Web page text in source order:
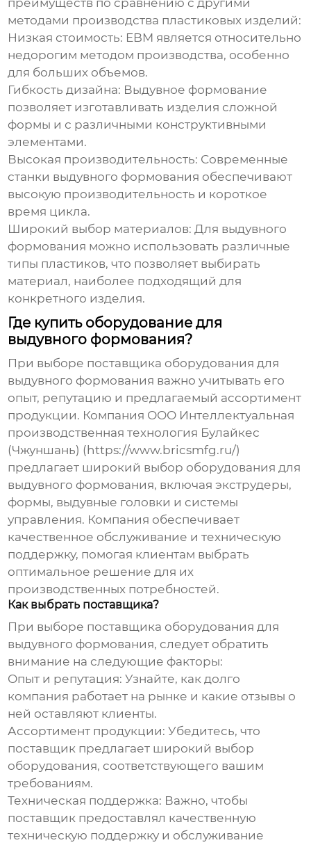
преимуществ по сравнению с другими
методами производства пластиковых изделий:
Низкая стоимость: EBM является относительно
недорогим методом производства, особенно
для больших объемов.
Гибкость дизайна: Выдувное формование
позволяет изготавливать изделия сложной
формы и с различными конструктивными
элементами.
Высокая производительность: Современные
станки выдувного формования обеспечивают
высокую производительность и короткое
время цикла.
Широкий выбор материалов: Для выдувного
формования можно использовать различные
типы пластиков, что позволяет выбирать
материал, наиболее подходящий для
конкретного изделия.
Где купить оборудование для
выдувного формования?
При выборе поставщика оборудования для
выдувного формования важно учитывать его
опыт, репутацию и предлагаемый ассортимент
продукции. Компания ООО Интеллектуальная
производственная технология Булайкес
(Чжуншань) ( https://www.bricsmfg.ru/)
предлагает широкий выбор оборудования для
выдувного формования, включая экструдеры,
формы, выдувные головки и системы
управления. Компания обеспечивает
качественное обслуживание и техническую
поддержку, помогая клиентам выбрать
оптимальное решение для их
производственных потребностей.
Как выбрать поставщика?
При выборе поставщика оборудования для
выдувного формования, следует обратить
внимание на следующие факторы:
Опыт и репутация: Узнайте, как долго
компания работает на рынке и какие отзывы о
ней оставляют клиенты.
Ассортимент продукции: Убедитесь, что
поставщик предлагает широкий выбор
оборудования, соответствующего вашим
требованиям.
Техническая поддержка: Важно, чтобы
поставщик предоставлял качественную
техническую поддержку и обслуживание